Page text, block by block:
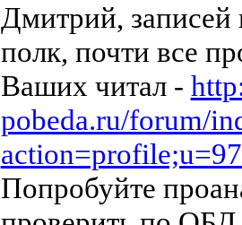
Дмитрий, записей
полк, почти все
Ваших читал -
pobeda.ru/forum/
Попробуйте